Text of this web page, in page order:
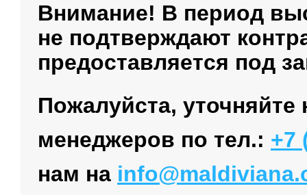
Внимание! В период
не подтверждают
предоставляется под
Пожалуйста,
менеджеров по тел.: +7
нам на